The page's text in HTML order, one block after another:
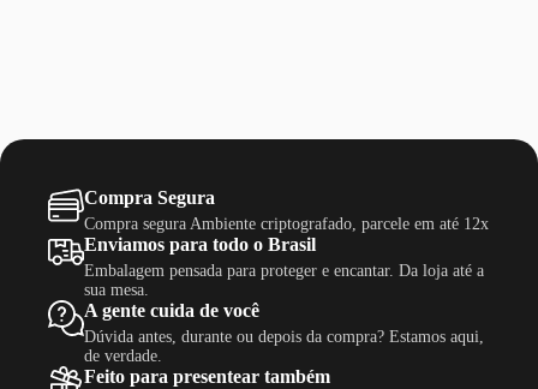
Compra Segura
Compra segura Ambiente criptografado, parcele em até 12x
Enviamos para todo o Brasil
Embalagem pensada para proteger e encantar. Da loja até a
sua mesa.
A gente cuida de você
Dúvida antes, durante ou depois da compra? Estamos aqui,
de verdade.
Feito para presentear também